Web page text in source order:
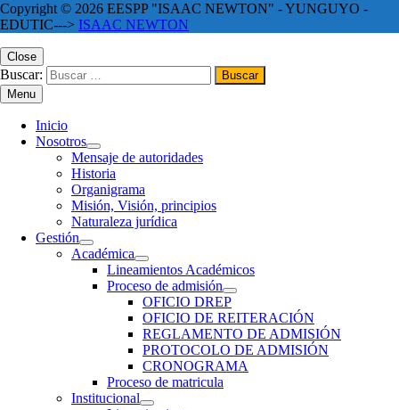
Copyright © 2026 EESPP "ISAAC NEWTON" - YUNGUYO -
EDUTIC---> ISAAC NEWTON
Close
Buscar:
Menu
Inicio
Nosotros
Mensaje de autoridades
Historia
Organigrama
Misión, Visión, principios
Naturaleza jurídica
Gestión
Académica
Lineamientos Académicos
Proceso de admisión
OFICIO DREP
OFICIO DE REITERACIÓN
REGLAMENTO DE ADMISIÓN
PROTOCOLO DE ADMISIÓN
CRONOGRAMA
Proceso de matricula
Institucional